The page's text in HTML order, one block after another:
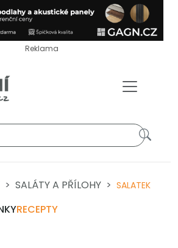
Reklama
SALÁTY A PŘÍLOHY SALATEK
RECEPTY